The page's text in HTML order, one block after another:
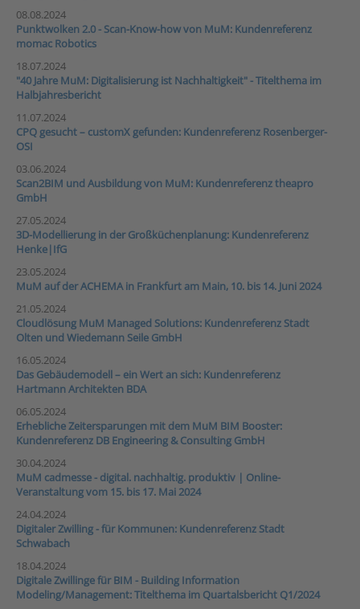
08.08.2024
Punktwolken 2.0 - Scan-Know-how von MuM: Kundenreferenz
momac Robotics
18.07.2024
"40 Jahre MuM: Digitalisierung ist Nachhaltigkeit" - Titelthema im
Halbjahresbericht
11.07.2024
CPQ gesucht – customX gefunden: Kundenreferenz Rosenberger-
OSI
03.06.2024
Scan2BIM und Ausbildung von MuM: Kundenreferenz theapro
GmbH
27.05.2024
3D-Modellierung in der Großküchenplanung: Kundenreferenz
Henke|IfG
23.05.2024
MuM auf der ACHEMA in Frankfurt am Main, 10. bis 14. Juni 2024
21.05.2024
Cloudlösung MuM Managed Solutions: Kundenreferenz Stadt
Olten und Wiedemann Seile GmbH
16.05.2024
Das Gebäudemodell – ein Wert an sich: Kundenreferenz
Hartmann Architekten BDA
06.05.2024
Erhebliche Zeitersparungen mit dem MuM BIM Booster:
Kundenreferenz DB Engineering & Consulting GmbH
30.04.2024
MuM cadmesse - digital. nachhaltig. produktiv | Online-
Veranstaltung vom 15. bis 17. Mai 2024
24.04.2024
Digitaler Zwilling - für Kommunen: Kundenreferenz Stadt
Schwabach
18.04.2024
Digitale Zwillinge für BIM - Building Information
Modeling/Management: Titelthema im Quartalsbericht Q1/2024